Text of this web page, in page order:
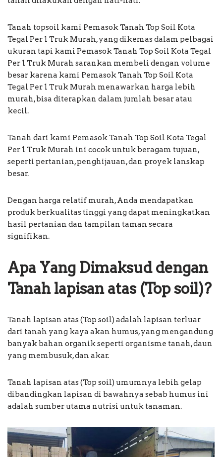
Tanah topsoil kami Pemasok Tanah Top Soil Kota
Tegal Per 1 Truk Murah, yang dikemas dalam pelbagai
ukuran tapi kami Pemasok Tanah Top Soil Kota Tegal
Per 1 Truk Murah sarankan membeli dengan volume
besar karena kami Pemasok Tanah Top Soil Kota
Tegal Per 1 Truk Murah menawarkan harga lebih
murah, bisa diterapkan dalam jumlah besar atau
kecil.
Tanah dari kami Pemasok Tanah Top Soil Kota Tegal
Per 1 Truk Murah ini cocok untuk beragam tujuan,
seperti pertanian, penghijauan, dan proyek lanskap
besar.
Dengan harga relatif murah, Anda mendapatkan
produk berkualitas tinggi yang dapat meningkatkan
hasil pertanian dan tampilan taman secara
signifikan.
Apa Yang Dimaksud dengan
Tanah lapisan atas (Top soil)?
Tanah lapisan atas (Top soil) adalah lapisan terluar
dari tanah yang kaya akan humus, yang mengandung
banyak bahan organik seperti organisme tanah, daun
yang membusuk, dan akar.
Tanah lapisan atas (Top soil) umumnya lebih gelap
dibandingkan lapisan di bawahnya sebab humus ini
adalah sumber utama nutrisi untuk tanaman.